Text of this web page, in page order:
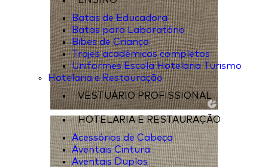
Batas de Educadora
Batas para Laboratório
Bibes de Criança
Trajes académicos completos
Uniformes Escola Hotelaria Turismo
Hotelaria e Restauração
VESTUÁRIO PROFISSIONAL
HOTELARIA E RESTAURAÇÃO
Acessórios de Cabeça
Aventais Cintura
Aventais Duplos